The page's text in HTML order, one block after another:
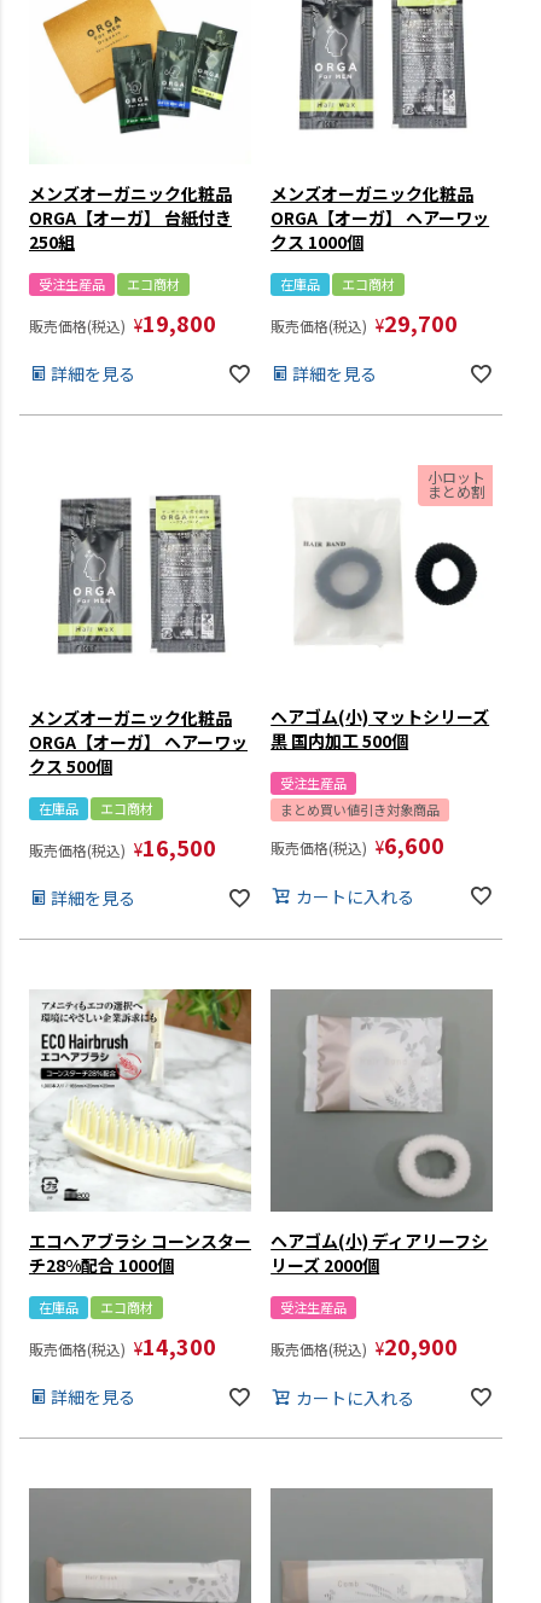
メンズオーガニック化粧品
ORGA【オーガ】 台紙付き
250組
受注生産品 エコ商材
販売価格(税込) ¥19,800
詳細を見る
メンズオーガニック化粧品
ORGA【オーガ】 ヘアーワッ
クス 1000個
在庫品 エコ商材
販売価格(税込) ¥29,700
詳細を見る
メンズオーガニック化粧品
ORGA【オーガ】 ヘアーワッ
クス 500個
在庫品 エコ商材
販売価格(税込) ¥16,500
詳細を見る
ヘアゴム(小) マットシリーズ
黒 国内加工 500個
受注生産品
まとめ買い値引き対象商品
販売価格(税込) ¥6,600
カートに入れる
エコヘアブラシ コーンスター
チ28%配合 1000個
在庫品 エコ商材
販売価格(税込) ¥14,300
詳細を見る
ヘアゴム(小) ディアリーフシ
リーズ 2000個
受注生産品
販売価格(税込) ¥20,900
カートに入れる